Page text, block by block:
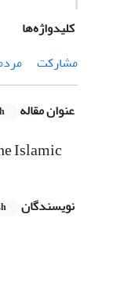
کلیدواژه‌ها
مشارکت
عنوان مقاله
Islamic
نویسندگان